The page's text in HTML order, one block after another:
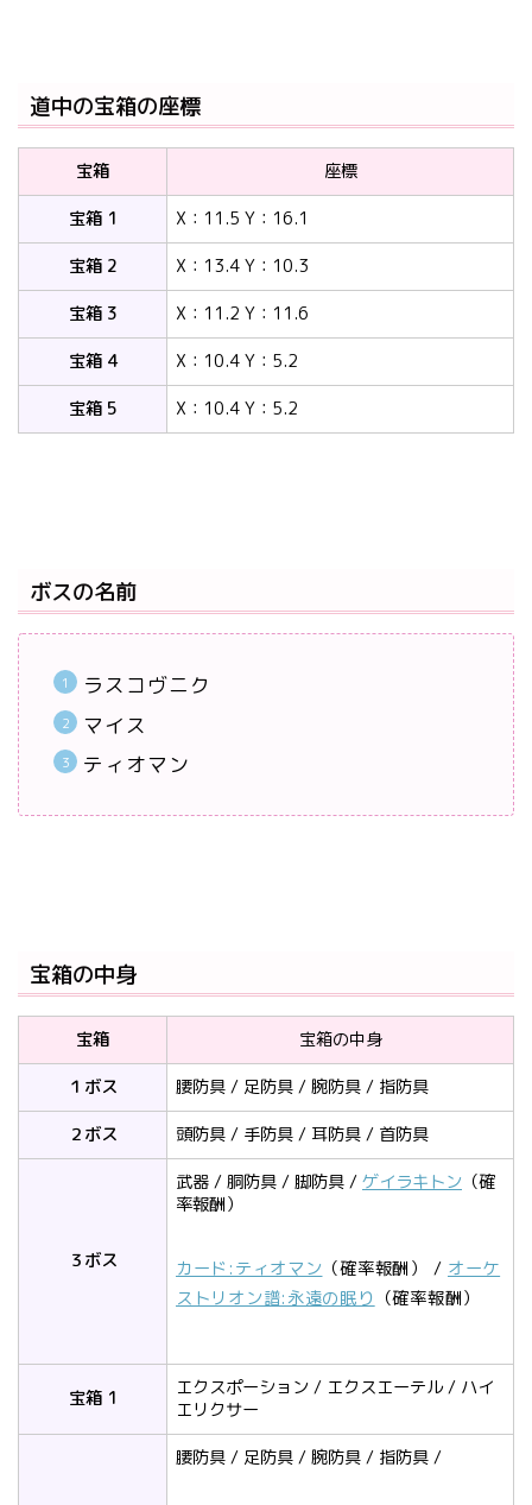
道中の宝箱の座標
宝箱
座標
宝箱 1
X：11.5 Y：16.1
宝箱 2
X：13.4 Y：10.3
宝箱 3
X：11.2 Y：11.6
宝箱 4
X：10.4 Y：5.2
宝箱 5
X：10.4 Y：5.2
ボスの名前
ラスコヴニク
マイス
ティオマン
宝箱の中身
宝箱
宝箱の中身
１ボス
腰防具 / 足防具 / 腕防具 / 指防具
２ボス
頭防具 / 手防具 / 耳防具 / 首防具
３ボス
武器 / 胴防具 / 脚防具 / ゲイラキトン （確
率報酬）
カード:ティオマン （確率報酬） / オーケ
ストリオン譜:永遠の眠り （確率報酬）
宝箱 1
エクスポーション / エクスエーテル / ハイ
エリクサー
腰防具 / 足防具 / 腕防具 / 指防具 /